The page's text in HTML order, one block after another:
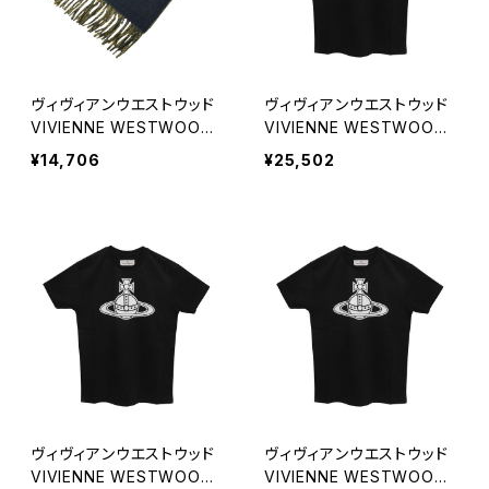
ヴィヴィアンウエストウッド
VIVIENNE WESTWOOD
マフラー 25-W00ZH-K40
9 レディース メンズ ビッグ
¥14,706
ヴィヴィアンウエストウッド
VIVIENNE WESTWOOD
PARIS ORB CLASSIC T-S
HIRT Tシャツ 3G010049-
¥25,502
ヴィヴィアンウエストウッド
VIVIENNE WESTWOOD
ヴィヴィアンウエストウッド
VIVIENNE WESTWOOD